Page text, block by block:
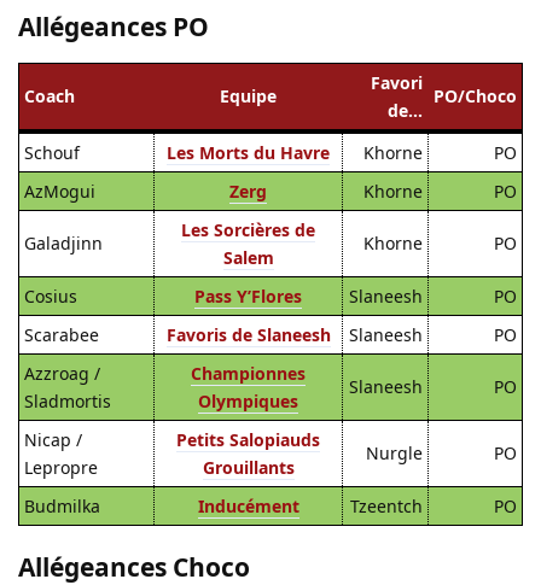
Allégeances PO
Coach Equipe
Favori
de…
PO/Choco
Schouf Les Morts du Havre Khorne
PO
AzMogui
Zerg Khorne PO
Galadjinn
Les Sorcières de
Salem
Khorne PO
Cosius Pass Y’Flores Slaneesh
PO
Scarabee
Favoris de Slaneesh Slaneesh
PO
Azzroag /
Sladmortis
Championnes
Olympiques
Slaneesh PO
Nicap /
Lepropre
Petits Salopiauds
Grouillants
Nurgle PO
Budmilka Inducément Tzeentch PO
Allégeances Choco